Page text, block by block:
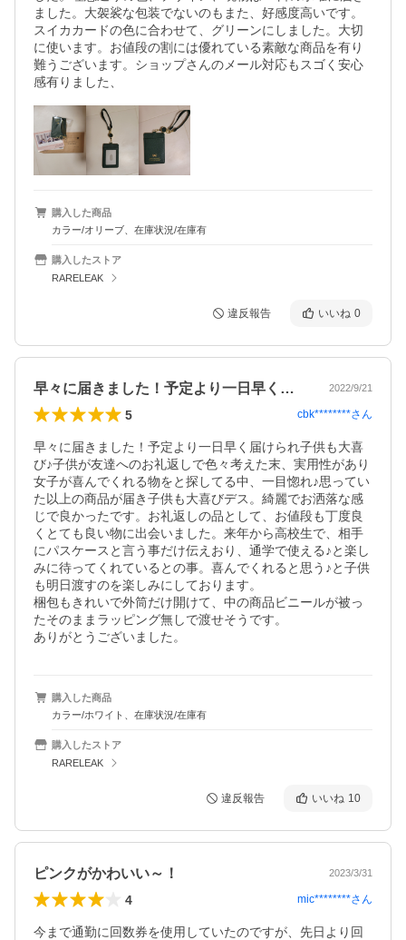
ました。大袈裟な包装でないのもまた、好感度高いです。
スイカカードの色に合わせて、グリーンにしました。大切
に使います。お値段の割には優れている素敵な商品を有り
難うございます。ショップさんのメール対応もスゴく安心
感有りました、
購入した商品
カラー/オリーブ、在庫状況/在庫有
購入したストア
RARELEAK
違反報告 いいね 0
早々に届きました！予定より一日早く届け… 2022/9/21
5 cbk********さん
早々に届きました！予定より一日早く届けられ子供も大喜
び♪子供が友達へのお礼返しで色々考えた末、実用性があり
女子が喜んでくれる物をと探してる中、一目惚れ♪思ってい
た以上の商品が届き子供も大喜びデス。綺麗でお洒落な感
じで良かったです。お礼返しの品として、お値段も丁度良
くとても良い物に出会いました。来年から高校生で、相手
にパスケースと言う事だけ伝えおり、通学で使える♪と楽し
みに待ってくれているとの事。喜んでくれると思う♪と子供
も明日渡すのを楽しみにしております。
梱包もきれいで外筒だけ開けて、中の商品ビニールが被っ
たそのままラッピング無しで渡せそうです。
ありがとうございました。
購入した商品
カラー/ホワイト、在庫状況/在庫有
購入したストア
RARELEAK
違反報告 いいね 10
ピンクがかわいい～！ 2023/3/31
4 mic********さん
今まで通勤に回数券を使用していたのですが、先日より回